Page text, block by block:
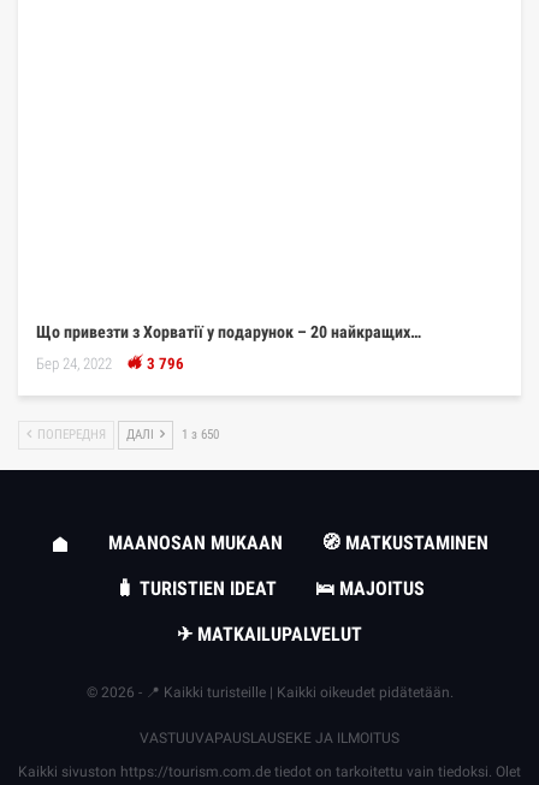
Що привезти з Хорватії у подарунок – 20 найкращих…
Бер 24, 2022 3 796
ПОПЕРЕДНЯ ДАЛІ 1 з 650
MAANOSAN MUKAAN
🧭 MATKUSTAMINEN
🧳 TURISTIEN IDEAT
🛌 MAJOITUS
✈ MATKAILUPALVELUT
© 2026 - 📍 Kaikki turisteille | Kaikki oikeudet pidätetään.
VASTUUVAPAUSLAUSEKE JA ILMOITUS
Kaikki sivuston https://tourism.com.de tiedot on tarkoitettu vain tiedoksi. Olet